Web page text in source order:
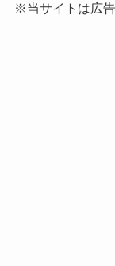
※当サイトは広